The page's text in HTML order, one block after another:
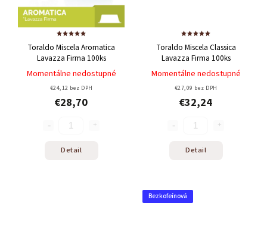
Toraldo Miscela Aromatica
Lavazza Firma 100ks
Momentálne nedostupné
€24,12 bez DPH
€28,70
Detail
Toraldo Miscela Classica
Lavazza Firma 100ks
Momentálne nedostupné
€27,09 bez DPH
€32,24
Detail
Bezkofeínová